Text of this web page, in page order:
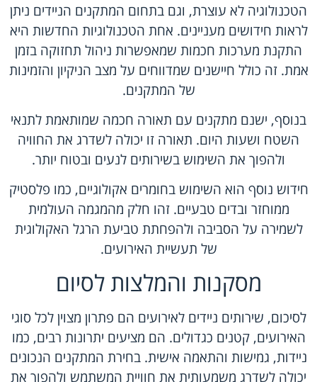
הטכנולוגיה לא עוצרת, וגם בתחום המתקנים הניידים ניתן
לראות חידושים מעניינים. אחת הטכנולוגיות החדשות היא
התקנת מערכות חכמות שמאפשרות ניהול תחזוקה בזמן
אמת. זה כולל חיישנים שמדווחים על מצב הניקיון והזמינות
של המתקנים.
בנוסף, ישנם מתקנים עם תאורה חכמה שמותאמת לתנאי
השטח ושעות היום. תאורה זו יכולה לשדרג את החוויה
ולהפוך את השימוש בשירותים לנעים ובטוח יותר.
חידוש נוסף הוא השימוש בחומרים אקולוגיים, כמו פלסטיק
ממוחזר ובדים טבעיים. זהו חלק מהמגמה העולמית
לשמירה על הסביבה ולהפחתת טביעת הרגל האקולוגית
של תעשיית האירועים.
מסקנות והמלצות לסיום
לסיכום, שירותים ניידים לאירועים הם פתרון מצוין לכל סוגי
האירועים, קטנים כגדולים. הם מציעים יתרונות רבים, כמו
ניידות, גמישות והתאמה אישית. בחירת המתקנים הנכונים
יכולה לשדרג משמעותית את חוויית המשתמש ולהפוך את